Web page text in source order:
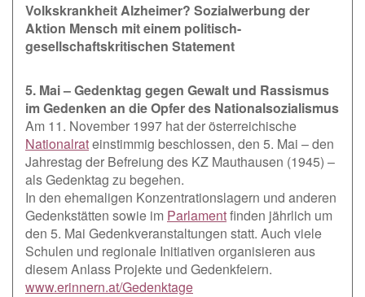
Volkskrankheit Alzheimer? Sozialwerbung der
Aktion Mensch mit einem politisch-
gesellschaftskritischen Statement
5. Mai – Gedenktag gegen Gewalt und Rassismus
im Gedenken an die Opfer des Nationalsozialismus
Am 11. November 1997 hat der österreichische
Nationalrateinstimmig beschlossen, den 5. Mai – den
Jahrestag der Befreiung des KZ Mauthausen (1945) –
als Gedenktag zu begehen.
In den ehemaligen Konzentrationslagern und anderen
Gedenkstätten sowie im Parlamentfinden jährlich um
den 5. Mai Gedenkveranstaltungen statt. Auch viele
Schulen und regionale Initiativen organisieren aus
diesem Anlass Projekte und Gedenkfeiern.
www.erinnern.at/Gedenktage